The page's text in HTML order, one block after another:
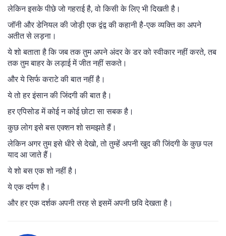
लेकिन इसके पीछे जो गहराई है, वो किसी के लिए भी दिखती है।
जॉनी और डेनियल की जोड़ी एक द्वंद्व की कहानी है-एक व्यक्ति का अपने
अतीत से लड़ना।
ये शो बताता है कि जब तक तुम अपने अंदर के डर को स्वीकार नहीं करते, तब
तक तुम बाहर के लड़ाई में जीत नहीं सकते।
और ये सिर्फ कराटे की बात नहीं है।
ये तो हर इंसान की जिंदगी की बात है।
हर एपिसोड में कोई न कोई छोटा सा सबक है।
कुछ लोग इसे बस एक्शन शो समझते हैं।
लेकिन अगर तुम इसे धीरे से देखो, तो तुम्हें अपनी खुद की जिंदगी के कुछ पल
याद आ जाते हैं।
ये शो बस एक शो नहीं है।
ये एक दर्पण है।
और हर एक दर्शक अपनी तरह से इसमें अपनी छवि देखता है।